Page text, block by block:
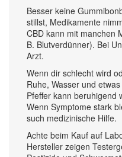
Besser keine
stillst, Medikamente
CBD kann mit manchen
B. Blutverdünner). Bei
Arzt.
Wenn dir schlecht wird
Ruhe, Wasser und
Pfeffer kann beruhigend
Wenn Symptome stark
such medizinische Hilfe.
Achte beim Kauf auf
Hersteller zeigen